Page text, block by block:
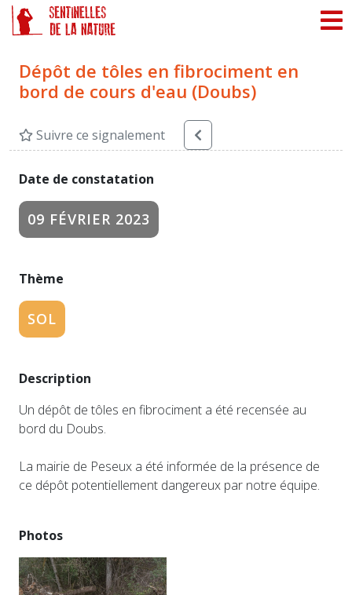
Dépôt de tôles en fibrociment en
bord de cours d'eau (Doubs)
Suivre ce signalement
Date de constatation
09 FÉVRIER 2023
Thème
SOL
Description
Un dépôt de tôles en fibrociment a été recensée au
bord du Doubs.
La mairie de Peseux a été informée de la présence de
ce dépôt potentiellement dangereux par notre équipe.
Photos
Panneau de gestion des cookies